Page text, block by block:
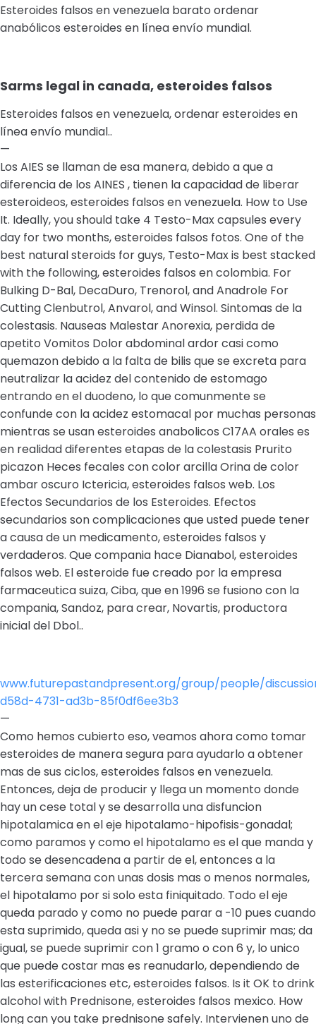
Esteroides falsos en venezuela barato ordenar
anabólicos esteroides en línea envío mundial.
Sarms legal in canada, esteroides falsos
Esteroides falsos en venezuela, ordenar esteroides en
línea envío mundial..
—
Los AIES se llaman de esa manera, debido a que a
diferencia de los AINES , tienen la capacidad de liberar
esteroideos, esteroides falsos en venezuela. How to Use
It. Ideally, you should take 4 Testo-Max capsules every
day for two months, esteroides falsos fotos. One of the
best natural steroids for guys, Testo-Max is best stacked
with the following, esteroides falsos en colombia. For
Bulking D-Bal, DecaDuro, Trenorol, and Anadrole For
Cutting Clenbutrol, Anvarol, and Winsol. Sintomas de la
colestasis. Nauseas Malestar Anorexia, perdida de
apetito Vomitos Dolor abdominal ardor casi como
quemazon debido a la falta de bilis que se excreta para
neutralizar la acidez del contenido de estomago
entrando en el duodeno, lo que comunmente se
confunde con la acidez estomacal por muchas personas
mientras se usan esteroides anabolicos C17AA orales es
en realidad diferentes etapas de la colestasis Prurito
picazon Heces fecales con color arcilla Orina de color
ambar oscuro Ictericia, esteroides falsos web. Los
Efectos Secundarios de los Esteroides. Efectos
secundarios son complicaciones que usted puede tener
a causa de un medicamento, esteroides falsos y
verdaderos. Que compania hace Dianabol, esteroides
falsos web. El esteroide fue creado por la empresa
farmaceutica suiza, Ciba, que en 1996 se fusiono con la
compania, Sandoz, para crear, Novartis, productora
inicial del Dbol..
www.futurepastandpresent.org/group/people/
d58d-4731-ad3b-85f0df6ee3b3
—
Como hemos cubierto eso, veamos ahora como tomar
esteroides de manera segura para ayudarlo a obtener
mas de sus ciclos, esteroides falsos en venezuela.
Entonces, deja de producir y llega un momento donde
hay un cese total y se desarrolla una disfuncion
hipotalamica en el eje hipotalamo-hipofisis-gonadal;
como paramos y como el hipotalamo es el que manda y
todo se desencadena a partir de el, entonces a la
tercera semana con unas dosis mas o menos normales,
el hipotalamo por si solo esta finiquitado. Todo el eje
queda parado y como no puede parar a -10 pues cuando
esta suprimido, queda asi y no se puede suprimir mas; da
igual, se puede suprimir con 1 gramo o con 6 y, lo unico
que puede costar mas es reanudarlo, dependiendo de
las esterificaciones etc, esteroides falsos. Is it OK to drink
alcohol with Prednisone, esteroides falsos mexico. How
long can you take prednisone safely. Intervienen uno de